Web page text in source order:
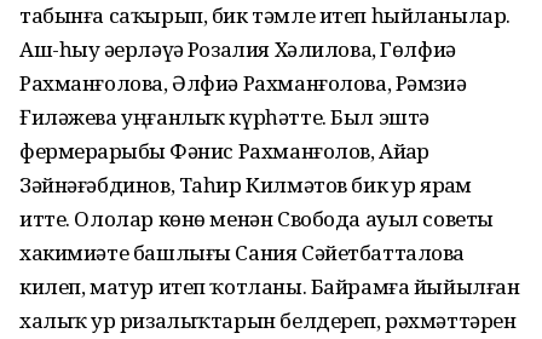
табынға саҡырып, бик тәмле итеп һыйланылар.
Аш-һыу әҙерләүҙә Розалия Хәлилова, Гөлфиә
Рахманғолова, Әлфиә Рахманғолова, Рәмзиә
Ғиләжева уңғанлыҡ күрһәтте. Был эштә
фермерҙарыбыҙ Фәнис Рахманғолов, Айҙар
Зәйнәғәбдинов, Таһир Килмәтов бик ҙур ярҙам
итте. Ололар көнө менән Свобода ауыл советы
хакимиәте башлығы Сания Сәйетбатталова
килеп, матур итеп ҡотланы. Байрамға йыйылған
халыҡ ҙур ризалыҡтарын белдереп, рәхмәттәрен